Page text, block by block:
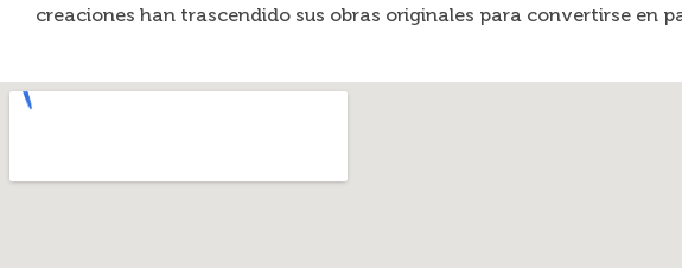
creaciones han trascendido sus obras originales para convertirse en